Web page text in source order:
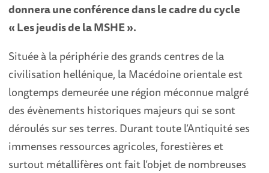
donnera une conférence dans le cadre du cycle
« Les jeudis de la MSHE ».
Située à la périphérie des grands centres de la
civilisation hellénique, la Macédoine orientale est
longtemps demeurée une région méconnue malgré
des évènements historiques majeurs qui se sont
déroulés sur ses terres. Durant toute l’Antiquité ses
immenses ressources agricoles, forestières et
surtout métallifères ont fait l’objet de nombreuses